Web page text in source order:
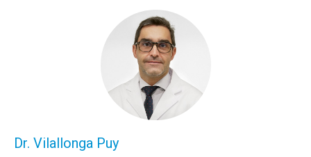
Dr. Vilallonga Puy